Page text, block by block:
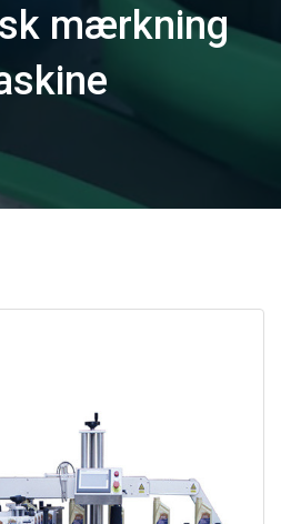
mærkning